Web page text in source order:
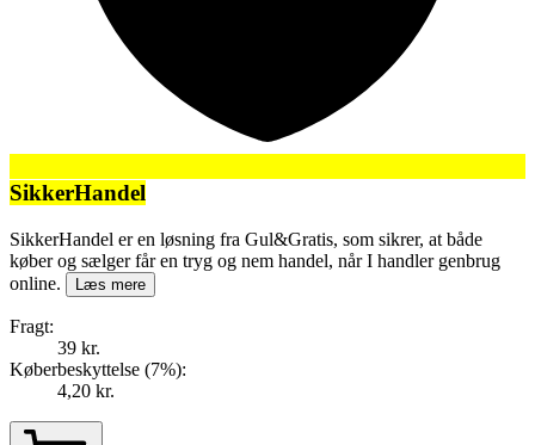
SikkerHandel
SikkerHandel er en løsning fra Gul&Gratis, som sikrer, at både
køber og sælger får en tryg og nem handel, når I handler genbrug
online.
Læs mere
Fragt:
39 kr.
Køberbeskyttelse (7%):
4,20 kr.